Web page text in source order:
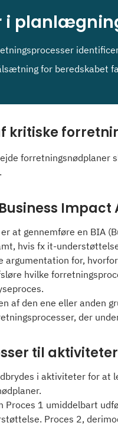
i
for beredskabet
kritiske
Impact
at gennemføre en BIA
hvis fx it-
argumentation for,
hvilke
af den ene eller anden
der
til aktiviteter
i aktiviteter for at
Proces 1 umiddelbart
Proces 2,